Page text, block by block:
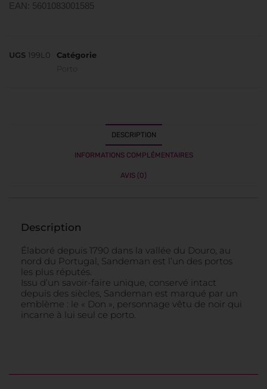
EAN: 5601083001585
UGS 199L0
Catégorie
Porto
DESCRIPTION
INFORMATIONS COMPLÉMENTAIRES
AVIS (0)
Description
Élaboré depuis 1790 dans la vallée du Douro, au
nord du Portugal, Sandeman est l’un des portos
les plus réputés.
Issu d’un savoir-faire unique, conservé intact
depuis des siècles, Sandeman est marqué par un
emblème : le « Don », personnage vêtu de noir qui
incarne à lui seul ce porto.